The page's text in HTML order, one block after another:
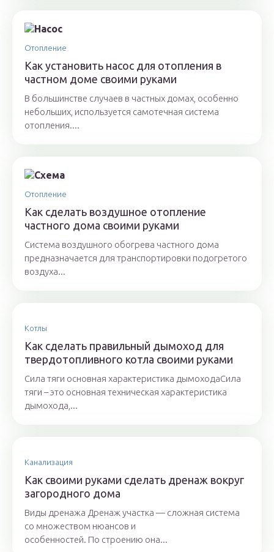
Отопление
Как установить насос для отопления в
частном доме своими руками
В большинстве случаев в частных домах, особенно
небольших, используется самотечная система
отопления....
Отопление
Как сделать воздушное отопление
частного дома своими руками
Система воздушного обогрева частного дома
предназначается для транспортировки подогретого
воздуха...
Котлы
Как сделать правильный дымоход для
твердотопливного котла своими руками
Сила тяги основная характеристика дымоходаСила
тяги – это основная техническая характеристика
дымохода,...
Канализация
Как своими руками сделать дренаж вокруг
загородного дома
Виды дренажа Дренаж участка — сложная система
со множеством нюансов и
особенностей. По строению она...